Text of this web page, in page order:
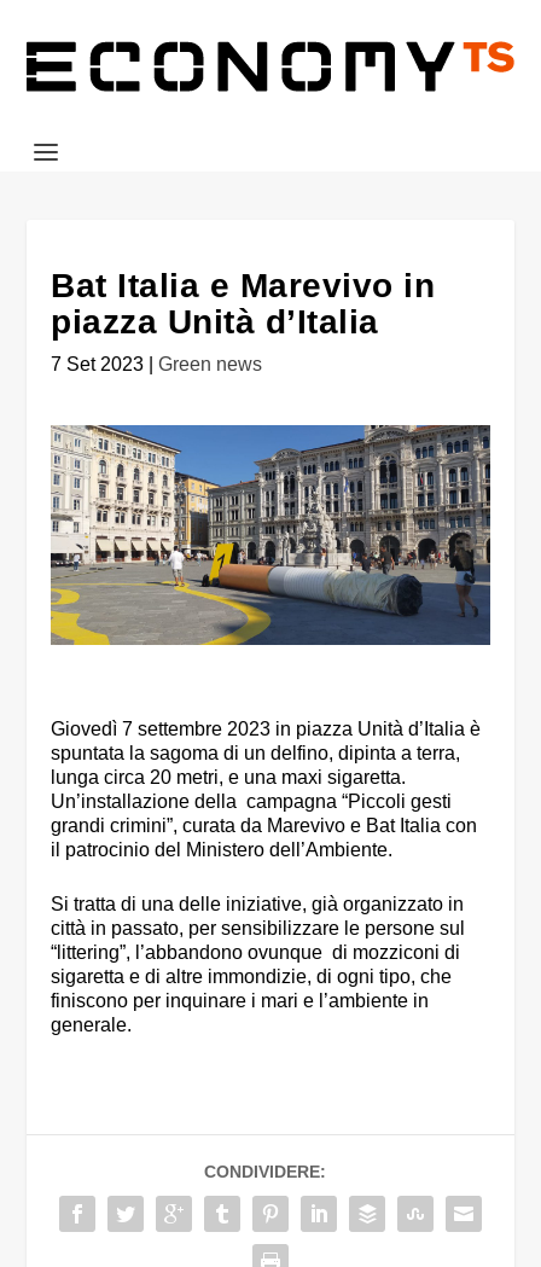
Bat Italia e Marevivo in
piazza Unità d’Italia
7 Set 2023 |Green news
Giovedì 7 settembre 2023 in piazza Unità d’Italia è
spuntata la sagoma di un delfino, dipinta a terra,
lunga circa 20 metri, e una maxi sigaretta.
Un’installazione della campagna “Piccoli gesti
grandi crimini”, curata da Marevivo e Bat Italia con
il patrocinio del Ministero dell’Ambiente.
Si tratta di una delle iniziative, già organizzato in
città in passato, per sensibilizzare le persone sul
“littering”, l’abbandono ovunque di mozziconi di
sigaretta e di altre immondizie, di ogni tipo, che
finiscono per inquinare i mari e l’ambiente in
generale.
CONDIVIDERE: